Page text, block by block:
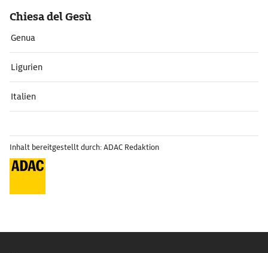
Chiesa del Gesù
Genua
Ligurien
Italien
Inhalt bereitgestellt durch: ADAC Redaktion